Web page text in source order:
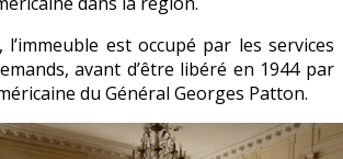
est occupé par les services
avant d’être libéré en 1944 par
du Général Georges Patton.